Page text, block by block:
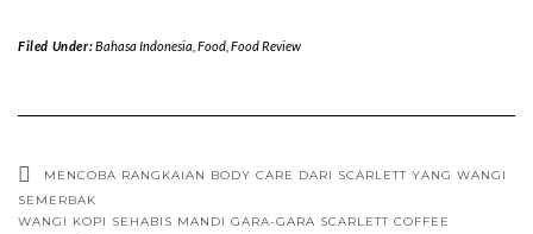
Filed Under:Bahasa Indonesia Food, Food Review
MENCOBA RANGKAIAN BODY CARE DARI SCARLETT YANG WANGI
SEMERBAK
WANGI KOPI SEHABIS MANDI GARA-GARA SCARLETT COFFEE